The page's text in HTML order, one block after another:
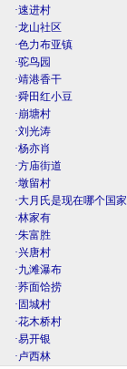
·速进村
·龙山社区
·色力布亚镇
·驼鸟园
·靖港香干
·舜田红小豆
·崩塘村
·刘光涛
·杨亦肖
·方庙街道
·墩留村
·大月氏是现在哪个国家
·林家有
·朱富胜
·兴唐村
·九滩瀑布
·荞面饸捞
·固城村
·花木桥村
·易开银
·卢西林